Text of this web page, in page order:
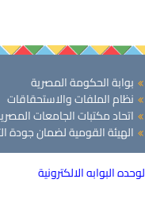
بوابة الحكومة المصرية
نظام الملفات والاستحقاقات
اتحاد مكتبات الجامعات
الهيئة القومية لضمان جودة
لوحده البوابه الالكترونية